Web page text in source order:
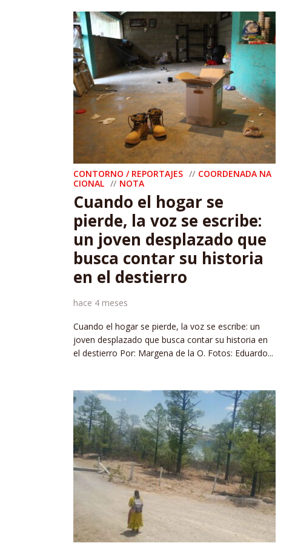
CONTORNO / REPORTAJES
COORDENADA NA
CIONAL
NOTA
Cuando el hogar se
pierde, la voz se escribe:
un joven desplazado que
busca contar su historia
en el destierro
hace 4 meses
Cuando el hogar se pierde, la voz se escribe: un
joven desplazado que busca contar su historia en
el destierro Por: Margena de la O. Fotos: Eduardo...